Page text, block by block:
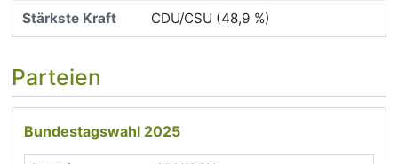
CDU/CSU (48,9 %)
Parteien
Bundestagswahl 2025